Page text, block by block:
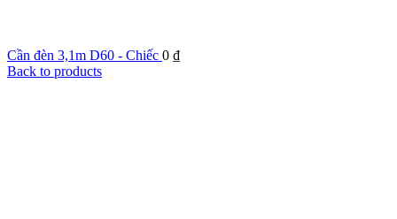
Cần đèn 3,1m D60 - Chiếc 0 ₫
Back to products